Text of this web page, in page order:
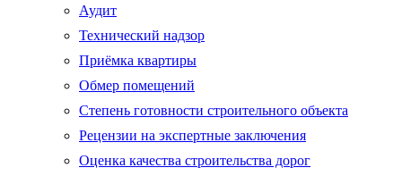
Аудит
Технический надзор
Приёмка квартиры
Обмер помещений
Степень готовности строительного объекта
Рецензии на экспертные заключения
Оценка качества строительства дорог